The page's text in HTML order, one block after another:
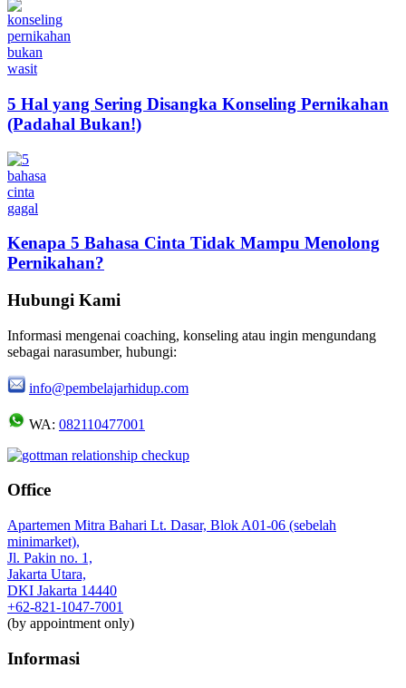
5 Hal yang Sering Disangka Konseling Pernikahan
(Padahal Bukan!)
Kenapa 5 Bahasa Cinta Tidak Mampu Menolong
Pernikahan?
Hubungi Kami
Informasi mengenai coaching, konseling atau ingin mengundang
sebagai narasumber, hubungi:
info@pembelajarhidup.com
WA: 082110477001
Office
Apartemen Mitra Bahari Lt. Dasar, Blok A01-06 (sebelah
minimarket),
Jl. Pakin no. 1,
Jakarta Utara,
DKI Jakarta 14440
+62-821-1047-7001
(by appointment only)
Informasi